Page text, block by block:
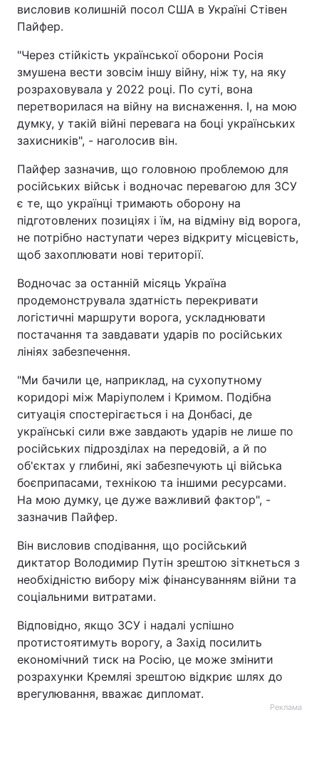
висловив колишній посол США в Україні Стівен
Пайфер.
"Через стійкість української оборони Росія
змушена вести зовсім іншу війну, ніж ту, на яку
розраховувала у 2022 році. По суті, вона
перетворилася на війну на виснаження. І, на мою
думку, у такій війні перевага на боці українських
захисників", - наголосив він.
Пайфер зазначив, що головною проблемою для
російських військ і водночас перевагою для ЗСУ
є те, що українці тримають оборону на
підготовлених позиціях і їм, на відміну від ворога,
не потрібно наступати через відкриту місцевість,
щоб захоплювати нові території.
Водночас за останній місяць Україна
продемонструвала здатність перекривати
логістичні маршрути ворога, ускладнювати
постачання та завдавати ударів по російських
лініях забезпечення.
"Ми бачили це, наприклад, на сухопутному
коридорі між Маріуполем і Кримом. Подібна
ситуація спостерігається і на Донбасі, де
українські сили вже завдають ударів не лише по
російських підрозділах на передовій, а й по
об'єктах у глибині, які забезпечують ці війська
боєприпасами, технікою та іншими ресурсами.
На мою думку, це дуже важливий фактор", -
зазначив Пайфер.
Він висловив сподівання, що російський
диктатор Володимир Путін зрештою зіткнеться з
необхідністю вибору між фінансуванням війни та
соціальними витратами.
Відповідно, якщо ЗСУ і надалі успішно
протистоятимуть ворогу, а Захід посилить
економічний тиск на Росію, це може змінити
розрахунки Кремляі зрештою відкриє шлях до
врегулювання, вважає дипломат.
Реклама